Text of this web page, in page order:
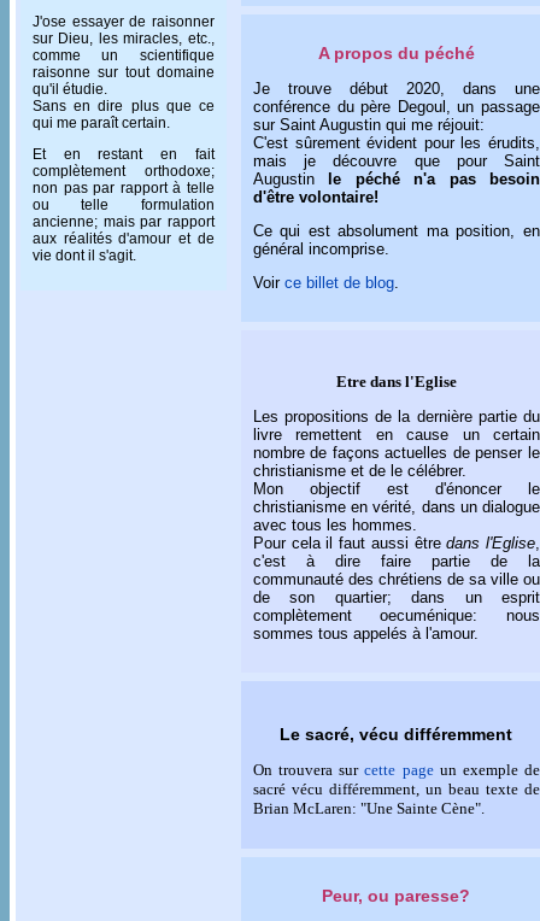
J'ose essayer de raisonner
sur Dieu, les miracles, etc.,
comme un scientifique
raisonne sur tout domaine
qu'il étudie.
Sans en dire plus que ce
qui me paraît certain.
Et en restant en fait
complètement orthodoxe;
non pas par rapport à telle
ou telle formulation
ancienne; mais par rapport
aux réalités d'amour et de
vie dont il s'agit.
A propos du péché
Je trouve début 2020, dans une
conférence du père Degoul, un passage
sur Saint Augustin qui me réjouit:
C'est sûrement évident pour les érudits,
mais je découvre que pour Saint
Augustin
le péché n'a pas besoin
d'être volontaire!
Ce qui est absolument ma position, en
général incomprise.
Voir ce billet de blog.
Etre dans l'Eglise
Les propositions de la dernière partie du
livre remettent en cause un certain
nombre de façons actuelles de penser le
christianisme et de le célébrer.
Mon objectif est d'énoncer le
christianisme en vérité, dans un dialogue
avec tous les hommes.
Pour cela il faut aussi êtredans l'Eglise,
c'est à dire faire partie de la
communauté des chrétiens de sa ville ou
de son quartier; dans un esprit
complètement oecuménique: nous
sommes tous appelés à l'amour.
Le sacré, vécu différemment
On trouvera surcette pageun exemple de
sacré vécu différemment, un beau texte de
Brian McLaren: "Une Sainte Cène".
Peur, ou paresse?